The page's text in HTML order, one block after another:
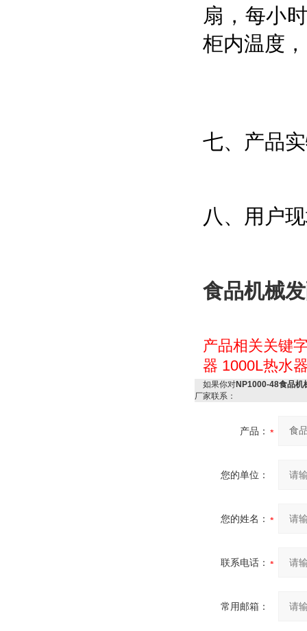
扇，每小
柜内温度
七、产品
八、用户
食品机械
产品相关关键
器 1000L热水
如果你对NP1000-48食品机
厂家联系：
产品：
您的单位：
您的姓名：
联系电话：
常用邮箱：